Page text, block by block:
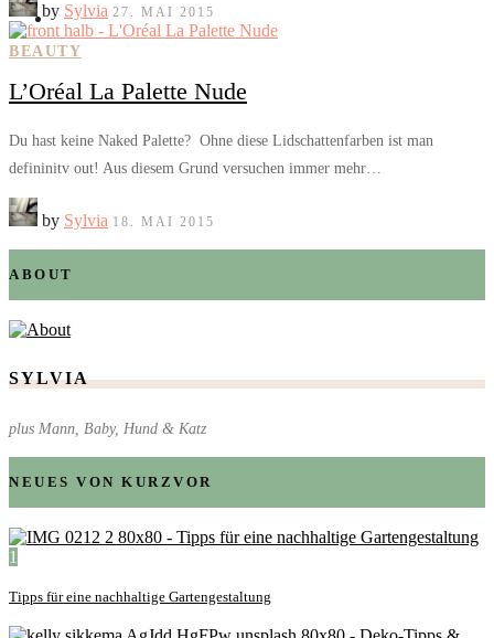
KIND & KEGEL
by Sylvia 27. MAI 2015
BEAUTY
L’Oréal La Palette Nude
Du hast keine Naked Palette? Ohne diese Lidschattenfarben ist man
defininitv out! Aus diesem Grund versuchen immer mehr…
by Sylvia 18. MAI 2015
ABOUT
SYLVIA
plus Mann, Baby, Hund & Katz
NEUES VON KURZVOR
1
Tipps für eine nachhaltige Gartengestaltung